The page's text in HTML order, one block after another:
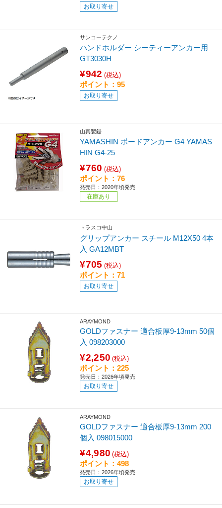
お取り寄せ
サンコーテクノ
ハンドホルダー シーティーアンカー用
GT3030H
¥942 (税込)
ポイント：95
お取り寄せ
山真製鋸
YAMASHIN ボードアンカー G4 YAMAS
HIN G4-25
¥760 (税込)
ポイント：76
発売日：2020年頃発売
在庫あり
トラスコ中山
グリップアンカー スチール M12X50 4本
入 GA12MBT
¥705 (税込)
ポイント：71
お取り寄せ
ARAYMOND
GOLDファスナー 適合板厚9-13mm 50個
入 098203000
¥2,250 (税込)
ポイント：225
発売日：2026年頃発売
お取り寄せ
ARAYMOND
GOLDファスナー 適合板厚9-13mm 200
個入 098015000
¥4,980 (税込)
ポイント：498
発売日：2026年頃発売
お取り寄せ